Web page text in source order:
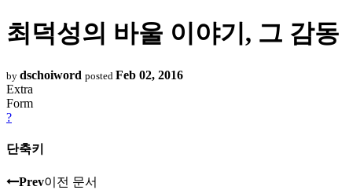
최덕성의 바울 이야기, 그 감동
by dschoiword posted Feb 02, 2016
Extra
Form
?
단축키
Prev이전 문서